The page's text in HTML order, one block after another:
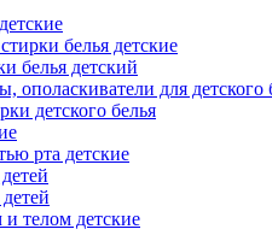
белья детские
белья детский
ополаскиватели для детского
детского белья
рта детские
телом детские